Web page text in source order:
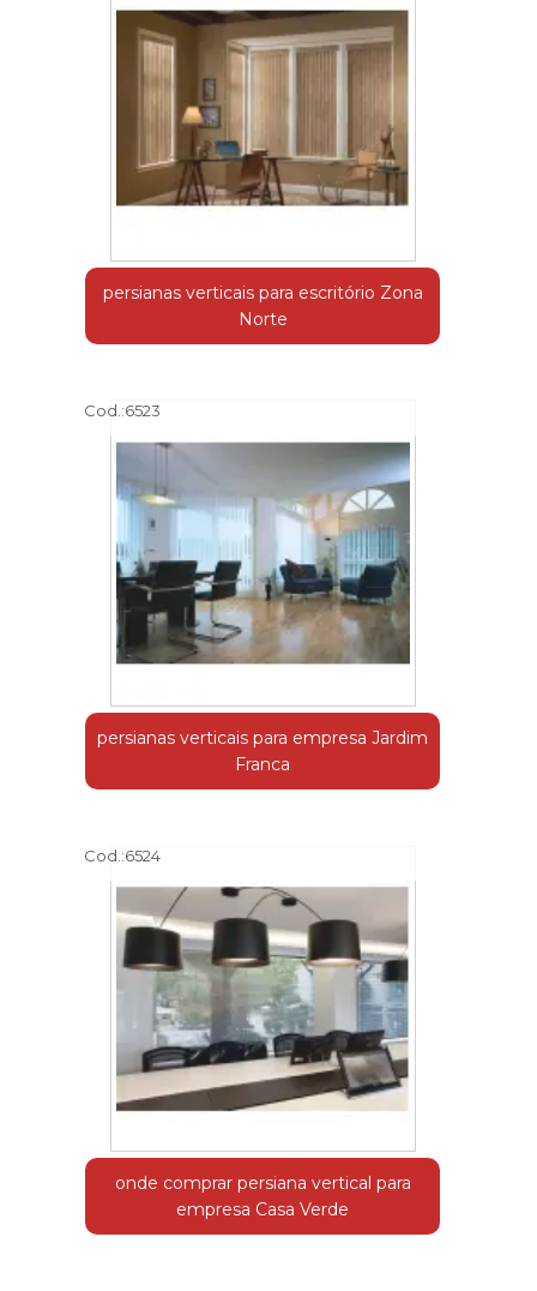
persianas verticais para escritório Zona
Norte
Cod.:6523
persianas verticais para empresa Jardim
Franca
Cod.:6524
onde comprar persiana vertical para
empresa Casa Verde